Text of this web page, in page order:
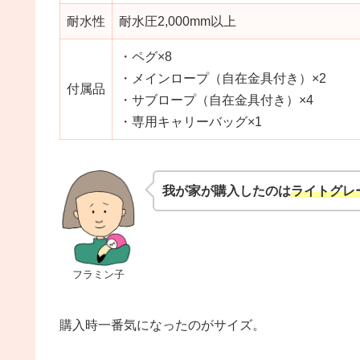
耐水性 耐水圧2,000mm以上
付属品
・ペグ×8
・メインロープ（自在金具付き）×2
・サブロープ（自在金具付き）×4
・専用キャリーバッグ×1
フラミン子
我が家が購入したのはライトグレ
購入時一番気になったのがサイズ。